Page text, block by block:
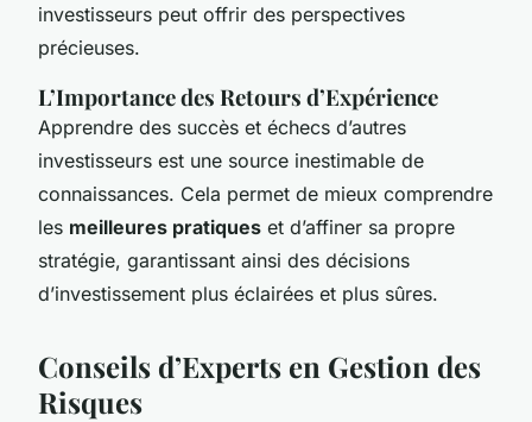
investisseurs peut offrir des perspectives
précieuses.
L’Importance des Retours d’Expérience
Apprendre des succès et échecs d’autres
investisseurs est une source inestimable de
connaissances. Cela permet de mieux comprendre
les meilleures pratiques et d’affiner sa propre
stratégie, garantissant ainsi des décisions
d’investissement plus éclairées et plus sûres.
Conseils d’Experts en Gestion des
Risques